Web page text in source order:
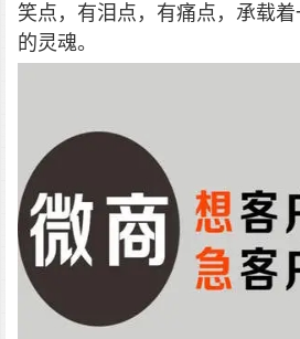
笑点，有泪点，有痛点，承载
的灵魂。